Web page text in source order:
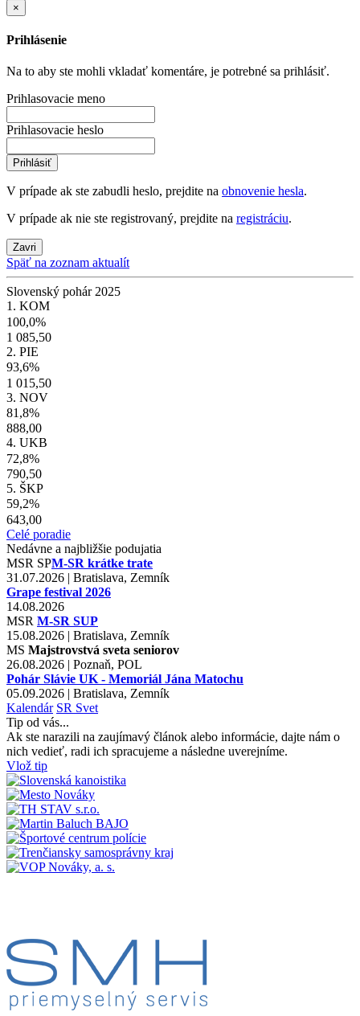
×
Prihlásenie
Na to aby ste mohli vkladať komentáre, je potrebné sa prihlásiť.
Prihlasovacie meno
Prihlasovacie heslo
Prihlásiť
V prípade ak ste zabudli heslo, prejdite na obnovenie hesla.
V prípade ak nie ste registrovaný, prejdite na registráciu.
Zavri
Späť na zoznam aktualít
Slovenský pohár 2025
1. KOM
100,0%
1 085,50
2. PIE
93,6%
1 015,50
3. NOV
81,8%
888,00
4. UKB
72,8%
790,50
5. ŠKP
59,2%
643,00
Celé poradie
Nedávne a najbližšie podujatia
MSR SPM-SR krátke trate
31.07.2026 | Bratislava, Zemník
Grape festival 2026
14.08.2026
MSR M-SR SUP
15.08.2026 | Bratislava, Zemník
MS Majstrovstvá sveta seniorov
26.08.2026 | Poznaň, POL
Pohár Slávie UK - Memoriál Jána Matochu
05.09.2026 | Bratislava, Zemník
Kalendár SR Svet
Tip od vás...
Ak ste narazili na zaujímavý článok alebo informácie, dajte nám o
nich vedieť, radi ich spracujeme a následne uverejníme.
Vlož tip